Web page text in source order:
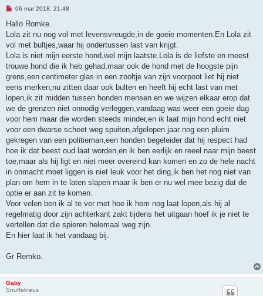
O
g
l
e
e
n
e
r
c
h
06 mar 2018, 21:48
Hallo Romke.
Lola zit nu nog vol met levensvreugde,in de goeie momenten.En Lola zit
vol met bultjes,waar hij ondertussen last van krijgt.
Lola is niet mijn eerste hond,wel mijn laatste.Lola is de liefste en meest
trouwe hond die ik heb gehad,maar ook de hond met de hoogste pijn
grens,een centimeter glas in een zooltje van zijn voorpoot liet hij niet
eens merken,nu zitten daar ook bulten en heeft hij echt last van met
lopen,ik zit midden tussen honden mensen en we wijzen elkaar erop dat
we de grenzen niet onnodig verleggen,vandaag was weer een goeie dag
voor hem maar die worden steeds minder,en ik laat mijn hond echt niet
voor een dwarse scheet weg spuiten,afgelopen jaar nog een pluim
gekregen van een politieman,een honden begeleider dat hij respect had
hoe ik dat beest oud laat worden,en ik ben eerlijk en reeel naar mijn beest
toe,maar als hij ligt en niet meer overeind kan komen en zo de hele nacht
in onmacht moet liggen is niet leuk voor het ding,ik ben het nog niet van
plan om hem in te laten slapen maar ik ben er nu wel mee bezig dat de
optie er aan zit te komen.
Voor velen ben ik al te ver met hoe ik hem nog laat lopen,als hij al
regelmatig door zijn achterkant zakt tijdens het uitgaan hoef ik je niet te
vertellen dat die spieren helemaal weg zijn.
En hier laat ik het vandaag bij.
Gr Remko.
Gaby
Snuffelneus